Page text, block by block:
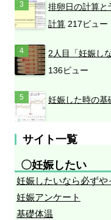
排卵日の計算と
計算 217ビュー
2人目「妊娠し
136ビュー
妊娠した時の基
サイト一覧
〇妊娠したい
妊娠したいなら必ずや
妊娠アンケート
基礎体温